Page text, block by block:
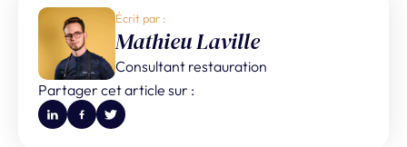
Écrit par :
Mathieu Laville
Consultant restauration
Partager cet article sur :